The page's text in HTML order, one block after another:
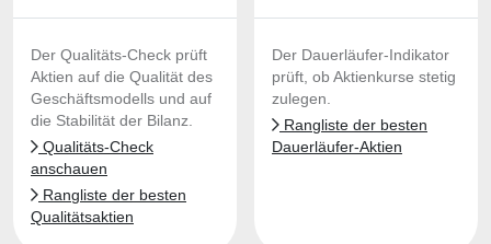
Der Qualitäts-Check prüft
Aktien auf die Qualität des
Geschäftsmodells und auf
die Stabilität der Bilanz.
Qualitäts-Check
anschauen
Rangliste der besten
Qualitätsaktien
Der Dauerläufer-Indikator
prüft, ob Aktienkurse stetig
zulegen.
Rangliste der besten
Dauerläufer-Aktien